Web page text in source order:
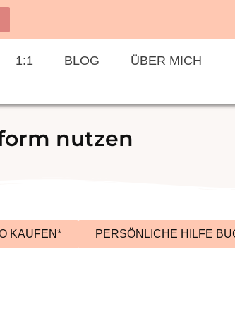
1:1 BLOG ÜBER MICH
nutzen
KAUFEN* PERSÖNLICHE HILFE